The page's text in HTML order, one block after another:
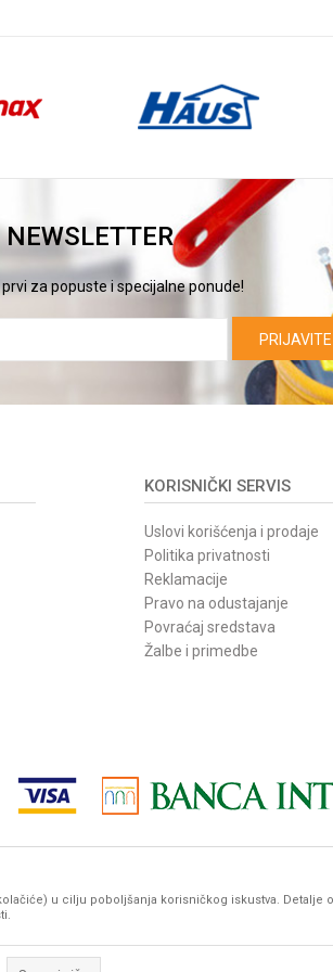
NEWSLETTER
za popuste i specijalne ponude!
KORISNIČKI SERVIS
Uslovi korišćenja i prodaje
Politika privatnosti
Reklamacije
Pravo na odustajanje
Povraćaj sredstava
Žalbe i primedbe
PDV je uračunat u mp cenu. Zadržavamo pravo promene
karakteristikama, fotografijama i cenama. Ipak, ne možemo
u cilju poboljšanja korisničkog iskustva. Detalje